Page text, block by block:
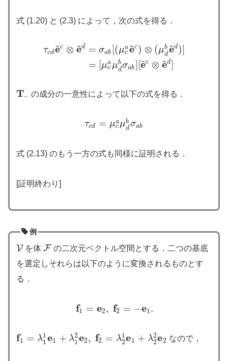
式 (1.20) と (2.3) によって，次の式を得る．
τcde
~c ⊗ e
~d = σab [(μa
c e
~c) ⊗ (μb
de
~d)]
= [μa
c μb
dσab] [e
~c ⊗ e
~d]
c a ⊗ be ~d = μ
T⋅⋅
T⋅⋅ の成分の一意性によって以下の式を得る．
τcd = μa
c μb
dσab
τcd =μ caμdbσab
式 (2.13) のもう一方の式も同様に証明される．
[証明終わり]
例
V
Vを体 F
F の二次元ベクトル空間とする．二つの基底
を選定しそれらは以下のように変換されるものとす
る．
f1 = e2, f2 = −e1.
f1 =e2 f2 =−e 1.
f1 = λ1
1e1 + λ2
1e2, f2 = λ1
2e1 + λ2
2e2
f1 =λ1 1e1+λ 12 e2, f2= λ21 e1 +λ22e 2 なので，